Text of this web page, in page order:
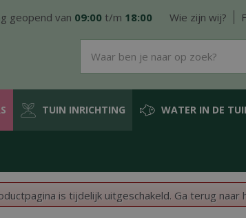
geopend van 09:00 t/m 18:00 Wie zijn wij?
TUIN INRICHTING WATER IN DE
is tijdelijk uitgeschakeld. Ga terug naar